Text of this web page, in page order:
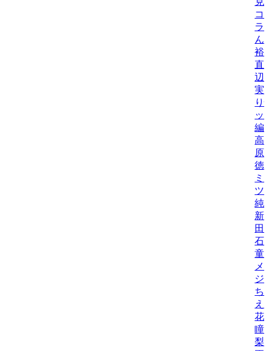
コ
ラ
ん
裕/
直
辺
実/
り
ッ
編
高
原
徳/
ミ
ツ
純/
新
田
石
童
メ
ジ
ち
え
花
瞳/
梨